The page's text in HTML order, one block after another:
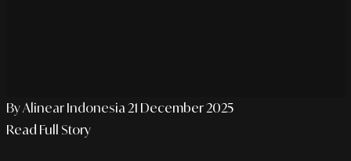
By Alinear Indonesia 21 December 2025
Read Full Story